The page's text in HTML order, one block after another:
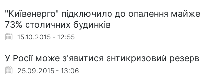
"Київенерго" підключило до опалення майже
73% столичних будинків
15.10.2015 - 12:55
У Росії може з'явитися антикризовий резерв
25.09.2015 - 13:06